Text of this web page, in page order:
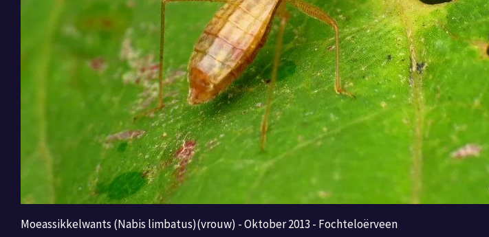
Moeassikkelwants (Nabis limbatus)(vrouw) - Oktober 2013 - Fochteloërveen